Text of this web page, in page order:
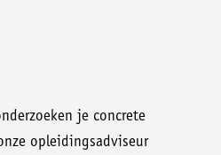
je concrete
opleidingsadviseur